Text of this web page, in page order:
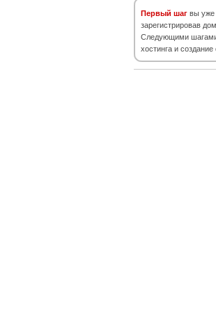
Первый шаг вы уже
зарегистрировав
Следующими шагами
хостинга и создание